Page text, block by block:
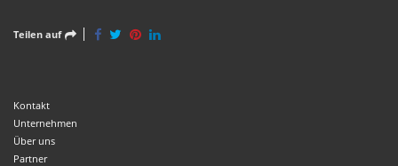
Teilen auf
Kontakt
Unternehmen
Über uns
Partner